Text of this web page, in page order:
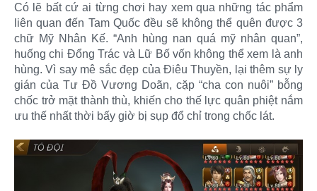
Có lẽ bất cứ ai từng chơi hay xem qua những tác phẩm
liên quan đến Tam Quốc đều sẽ không thể quên được 3
chữ Mỹ Nhân Kế. “Anh hùng nan quá mỹ nhân quan”,
huống chi Đổng Trác và Lữ Bố vốn không thể xem là anh
hùng. Vì say mê sắc đẹp của Điêu Thuyền, lại thêm sự ly
gián của Tư Đồ Vương Doãn, cặp “cha con nuôi” bỗng
chốc trở mặt thành thù, khiến cho thế lực quân phiệt nắm
ưu thế nhất thời bấy giờ bị sụp đổ chỉ trong chốc lát.